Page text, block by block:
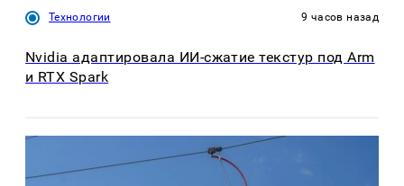
Технологии 9 часов назад
Nvidia адаптировала ИИ-сжатие текстур под Arm
и RTX Spark